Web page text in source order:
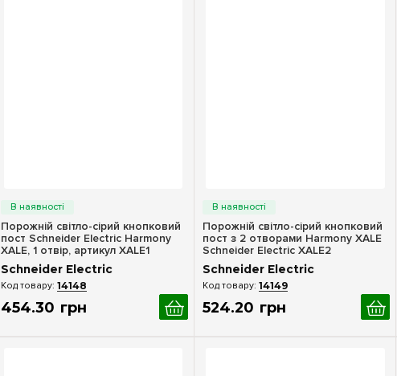
Порожній світло-сірий кнопковий
пост Schneider Electric Harmony
XALE, 1 отвір, артикул XALE1
Schneider Electric
14148
454.30 грн
Порожній світло-сірий кнопковий
пост з 2 отворами Harmony XALE
Schneider Electric XALE2
Schneider Electric
14149
524.20 грн